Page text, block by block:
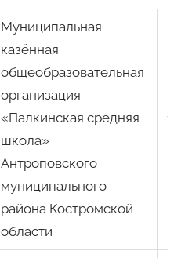
Муниципальная
казённая
общеобразовательная
организация
«Палкинская средняя
школа»
Антроповского
муниципального
района Костромской
области
1